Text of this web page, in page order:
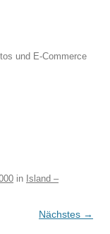
und E-Commerce
in Island –
Nächstes →